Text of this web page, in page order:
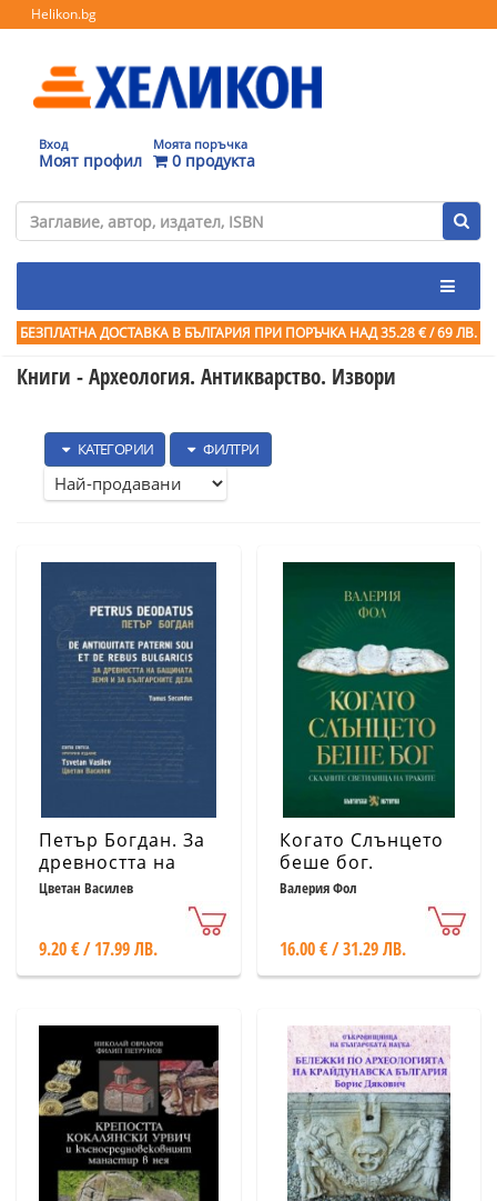
Helikon.bg
Вход
Моят профил
Моята поръчка
0 продукта
БЕЗПЛАТНА ДОСТАВКА В БЪЛГАРИЯ ПРИ ПОРЪЧКА НАД 35.28 € / 69 ЛВ.
Книги - Археология. Антикварство. Извори
КАТЕГОРИИ ФИЛТРИ
Петър Богдан. За
древността на
бащината земя и
Secundus
(критично
Цветан Василев
9.20 € / 17.99 ЛВ.
Когато Слънцето
беше бог.
Скалните
Валерия Фол
16.00 € / 31.29 ЛВ.